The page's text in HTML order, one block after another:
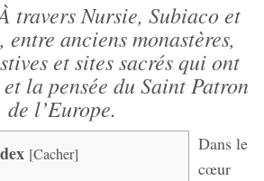
travers Nursie, Subiaco et
anciens monastères,
et sites sacrés qui ont
la pensée du Saint Patron
de l’Europe.
[Cacher]
Dans le
cœur